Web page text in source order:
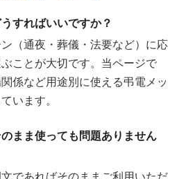
すればいいですか？
（通夜・葬儀・法要など）に応
ことが大切です。当ページで
係など用途別に使える弔電メッ
います。
まま使っても問題ありません